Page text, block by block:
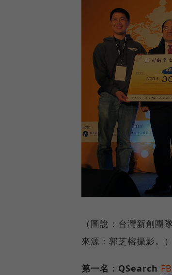
（圖說：台灣新創
來源：郭芝榕攝影。）
第一名：QSearch